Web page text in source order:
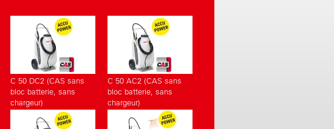
C 50 DC2 (CAS sans
bloc batterie, sans
chargeur)
C 50 AC2 (CAS sans
bloc batterie, sans
chargeur)